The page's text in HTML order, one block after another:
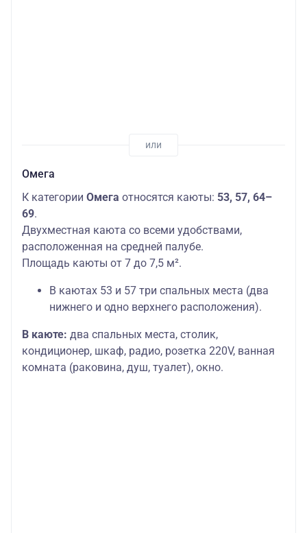
Омега
К категории Омега относятся каюты: 53, 57, 64–
69.
Двухместная каюта со всеми удобствами,
расположенная на средней палубе.
Площадь каюты от 7 до 7,5 м².
В каютах 53 и 57 три спальных места (два
нижнего и одно верхнего расположения).
В каюте: два спальных места, столик,
кондиционер, шкаф, радио, розетка 220V, ванная
комната (раковина, душ, туалет), окно.